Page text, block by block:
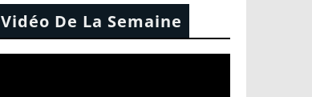
Vidéo De La Semaine